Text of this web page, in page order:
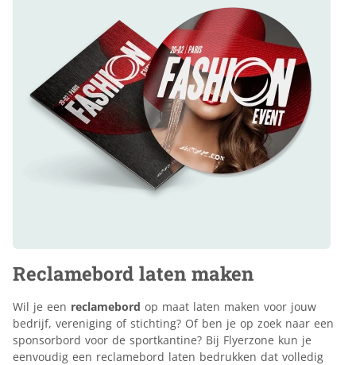
Reclamebord laten maken
Wil je een reclamebord op maat laten maken voor jouw
bedrijf, vereniging of stichting? Of ben je op zoek naar een
sponsorbord voor de sportkantine? Bij Flyerzone kun je
eenvoudig een reclamebord laten bedrukken dat volledig